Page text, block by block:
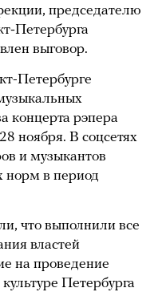
председателю
выговор.
Петербурге
концерта рэпера
ноября. В соцсетях
и музыкантов
норм в период
что выполнили все
властей
на проведение
Петербурга